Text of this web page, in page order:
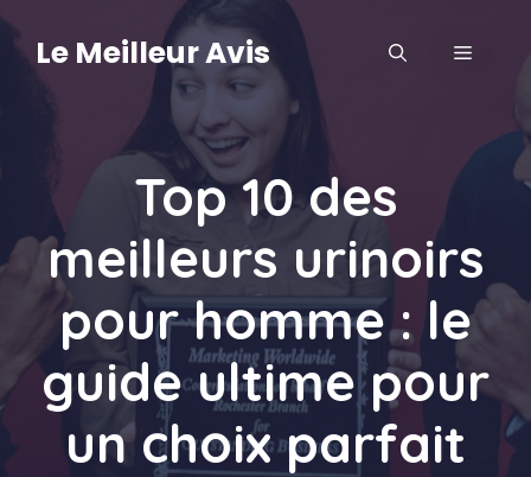
Aller
contenu
Le Meilleur Avis MENU
Top 10 des
meilleurs urinoirs
pour homme : le
guide ultime pour
un choix parfait